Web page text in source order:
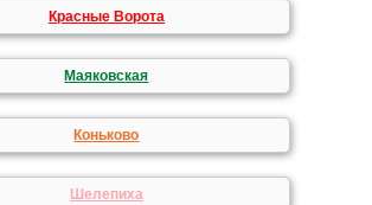
Красные Ворота
Маяковская
Коньково
Шелепиха